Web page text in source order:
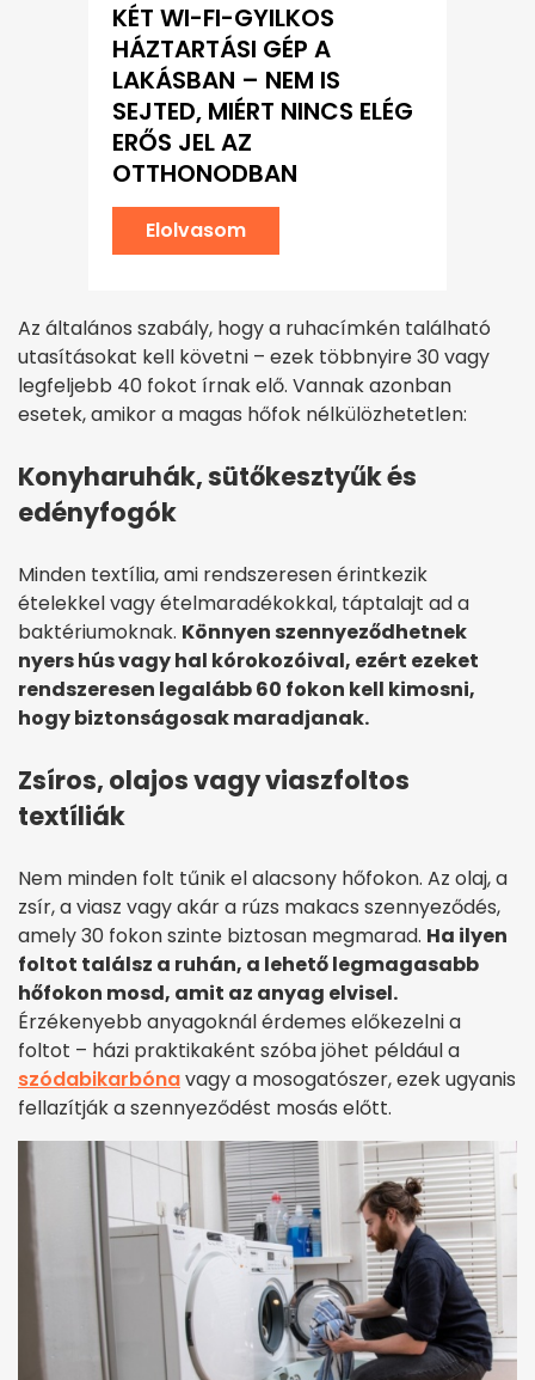
KÉT WI-FI-GYILKOS
HÁZTARTÁSI GÉP A
LAKÁSBAN – NEM IS
SEJTED, MIÉRT NINCS ELÉG
ERŐS JEL AZ
OTTHONODBAN
Elolvasom
Az általános szabály, hogy a ruhacímkén található
utasításokat kell követni – ezek többnyire 30 vagy
legfeljebb 40 fokot írnak elő. Vannak azonban
esetek, amikor a magas hőfok nélkülözhetetlen:
Konyharuhák, sütőkesztyűk és
edényfogók
Minden textília, ami rendszeresen érintkezik
ételekkel vagy ételmaradékokkal, táptalajt ad a
baktériumoknak. Könnyen szennyeződhetnek
nyers hús vagy hal kórokozóival, ezért ezeket
rendszeresen legalább 60 fokon kell kimosni,
hogy biztonságosak maradjanak.
Zsíros, olajos vagy viaszfoltos
textíliák
Nem minden folt tűnik el alacsony hőfokon. Az olaj, a
zsír, a viasz vagy akár a rúzs makacs szennyeződés,
amely 30 fokon szinte biztosan megmarad. Ha ilyen
foltot találsz a ruhán, a lehető legmagasabb
hőfokon mosd, amit az anyag elvisel.
Érzékenyebb anyagoknál érdemes előkezelni a
foltot – házi praktikaként szóba jöhet például a
szódabikarbónavagy a mosogatószer, ezek ugyanis
fellazítják a szennyeződést mosás előtt.